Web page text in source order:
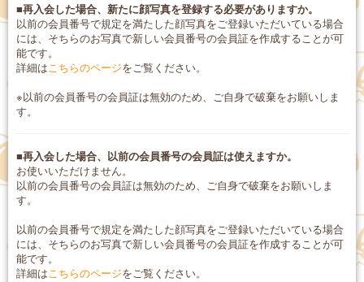
■再入会した場合、新たに顔写真を登録する必要がありますか。
以前の会員番号で規定を満たした顔写真をご登録いただいている場合
には、そちらのお写真で新しい会員番号の会員証を作成することが可
能です。
詳細はこちらのページをご覧ください。
※以前の会員番号の会員証は無効のため、ご自身で破棄をお願いしま
す。
■再入会した場合、以前の会員番号の会員証は使えますか。
お使いいただけません。
以前の会員番号の会員証は無効のため、ご自身で破棄をお願いしま
す。
以前の会員番号で規定を満たした顔写真をご登録いただいている場合
には、そちらのお写真で新しい会員番号の会員証を作成することが可
能です。
詳細はこちらのページをご覧ください。